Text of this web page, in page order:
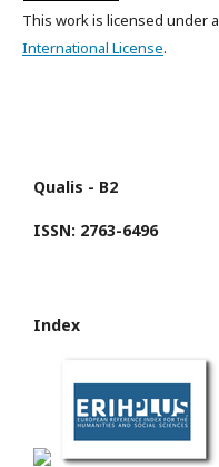
This work is licensed under a
International License.
Qualis - B2
ISSN: 2763-6496
Index